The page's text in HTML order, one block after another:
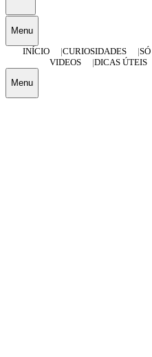
Menu
INÍCIO
CURIOSIDADES
VIDEOS
DICAS ÚTEIS
Menu